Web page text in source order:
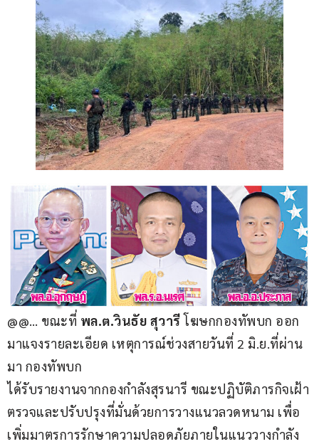
@@… ขณะที่ พล.ต.วินธัย สุวารี โฆษกกองทัพบก ออก
มาแจงรายละเอียด เหตุการณ์ช่วงสายวันที่ 2 มิ.ย.ที่ผ่าน
มา กองทัพบก
ได้รับรายงานจากกองกำลังสุรนารี ขณะปฏิบัติภารกิจเฝ้า
ตรวจและปรับปรุงที่มั่นด้วยการวางแนวลวดหนาม เพื่อ
เพิ่มมาตรการรักษาความปลอดภัยภายในแนววางกำลัง